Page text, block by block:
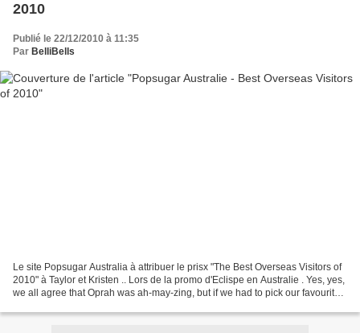
2010
Publié le 22/12/2010 à 11:35
Par BelliBells
Le site Popsugar Australia à attribuer le prisx "The Best Overseas Visitors of
2010" à Taylor et Kristen .. Lors de la promo d'Eclispe en Australie . Yes, yes,
we all agree that Oprah was ah-may-zing, but if we had to pick our favourite